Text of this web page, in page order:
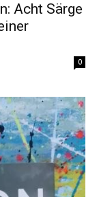
Acht Särge
0